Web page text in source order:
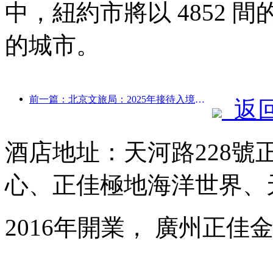
中，紐約市將以 4852 間
的城市。
前一篇：北京文旅局：2025年接待入境游客548萬人次，同比增長39%
返
酒店地址：天河路228號
心、正佳極地海洋世界
2016年開業， 廣州正